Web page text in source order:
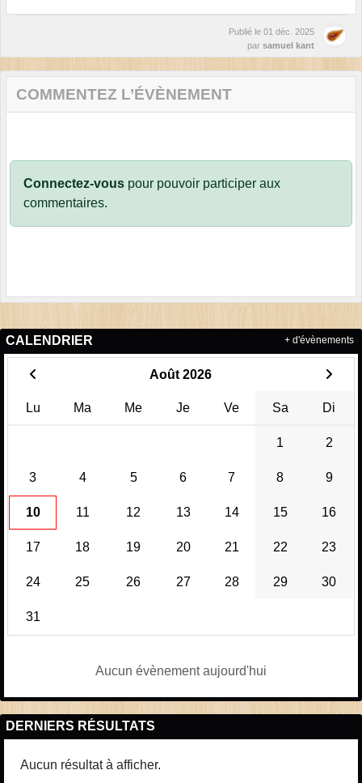
Publié le 01 déc. 2025
par samuel kant
COMMENTEZ L’ÉVÈNEMENT
Connectez-vous pour pouvoir participer aux
commentaires.
CALENDRIER
Août 2026
Lu Ma Me Je Ve Sa Di
1 2
3 4 5 6 7 8 9
10 11 12 13 14 15 16
17 18 19 20 21 22 23
24 25 26 27 28 29 30
31
Aucun évènement aujourd'hui
+ d'évènements
DERNIERS RÉSULTATS
Aucun résultat à afficher.